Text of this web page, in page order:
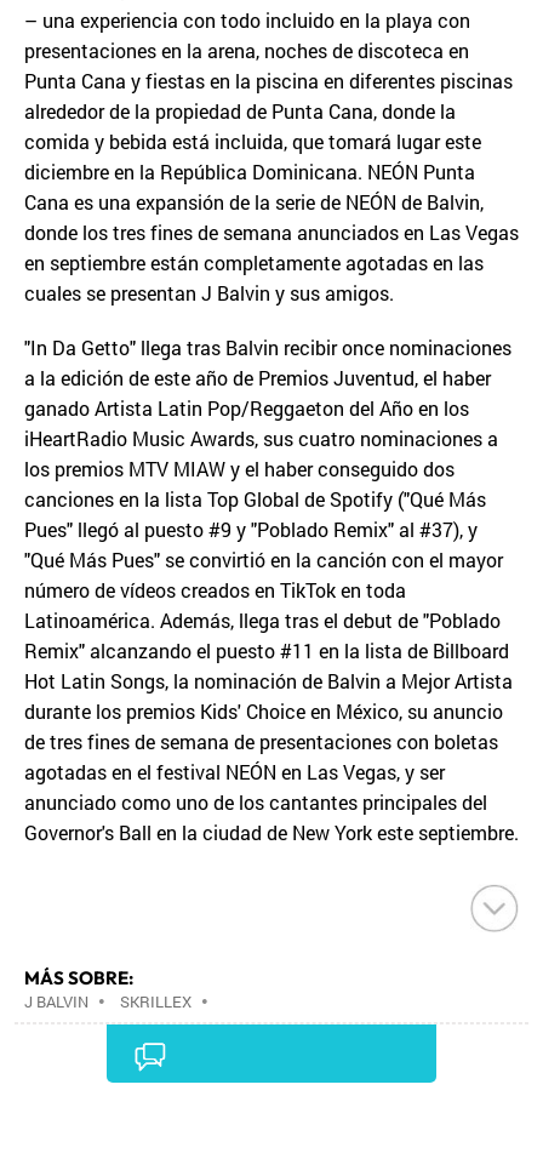
– una experiencia con todo incluido en la playa con
presentaciones en la arena, noches de discoteca en
Punta Cana y fiestas en la piscina en diferentes piscinas
alrededor de la propiedad de Punta Cana, donde la
comida y bebida está incluida, que tomará lugar este
diciembre en la República Dominicana. NEÓN Punta
Cana es una expansión de la serie de NEÓN de Balvin,
donde los tres fines de semana anunciados en Las Vegas
en septiembre están completamente agotadas en las
cuales se presentan J Balvin y sus amigos.
"In Da Getto" llega tras Balvin recibir once nominaciones
a la edición de este año de Premios Juventud, el haber
ganado Artista Latin Pop/Reggaeton del Año en los
iHeartRadio Music Awards, sus cuatro nominaciones a
los premios MTV MIAW y el haber conseguido dos
canciones en la lista Top Global de Spotify ("Qué Más
Pues" llegó al puesto #9 y "Poblado Remix" al #37), y
"Qué Más Pues" se convirtió en la canción con el mayor
número de vídeos creados en TikTok en toda
Latinoamérica. Además, llega tras el debut de "Poblado
Remix" alcanzando el puesto #11 en la lista de Billboard
Hot Latin Songs, la nominación de Balvin a Mejor Artista
durante los premios Kids' Choice en México, su anuncio
de tres fines de semana de presentaciones con boletas
agotadas en el festival NEÓN en Las Vegas, y ser
anunciado como uno de los cantantes principales del
Governor's Ball en la ciudad de New York este septiembre.
MÁS SOBRE:
J BALVIN • SKRILLEX •